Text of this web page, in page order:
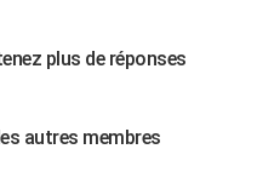
plus de réponses
autres membres